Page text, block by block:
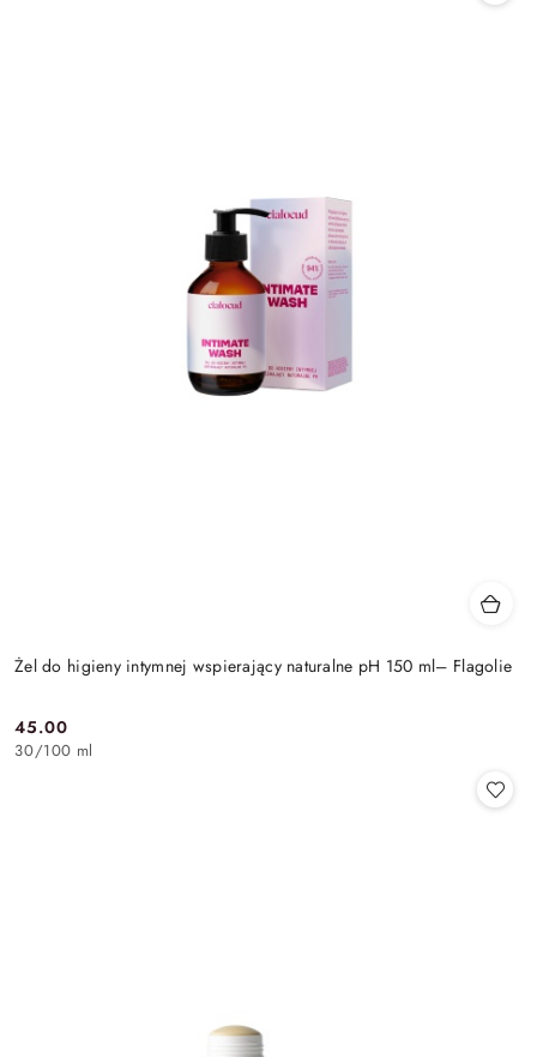
Żel do higieny intymnej wspierający naturalne pH 150 ml– Flagolie
Cena:
45.00
30/100 ml